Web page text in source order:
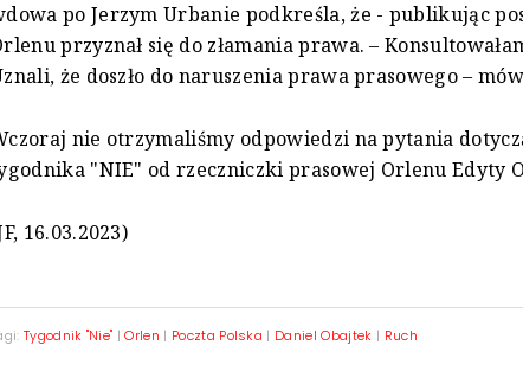
po Jerzym Urbanie podkreśla, że - publikując
przyznał się do złamania prawa. –
że doszło do naruszenia prawa prasowego –
nie otrzymaliśmy odpowiedzi na pytania
"NIE" od rzeczniczki prasowej Orlenu Edyty
16.03.2023)
Tygodnik "Nie" |Orlen | Poczta Polska | Daniel Obajtek | Ruch